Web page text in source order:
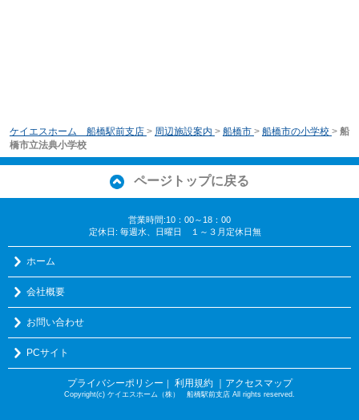
ケイエスホーム 船橋駅前支店 > 周辺施設案内 > 船橋市 > 船橋市の小学校 > 船
橋市立法典小学校
ページトップに戻る
営業時間:10：00～18：00
定休日: 毎週水、日曜日 １～３月定休日無
ホーム
会社概要
お問い合わせ
PCサイト
プライバシーポリシー ｜ 利用規約 ｜アクセスマップ
Copyright(c) ケイエスホーム（株） 船橋駅前支店 All rights reserved.